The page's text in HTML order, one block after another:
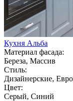
Кухня Альба
Материал фасада:
Береза, Массив
Стиль:
Дизайнерские,
Цвет:
Серый, Синий